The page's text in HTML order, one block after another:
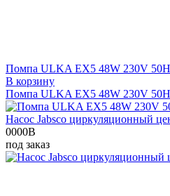
Помпа ULKA EX5 48W 230V
В корзину
Помпа ULKA EX5 48W 230V
Насос Jabsco циркуляционный
0000B
под заказ